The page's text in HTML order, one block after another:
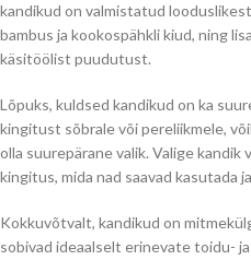
kandikud on valmistatud
bambus ja kookospähkli kiud, ning
käsitöölist puudutust.
Lõpuks, kuldsed kandikud on ka
kingitust sõbrale või pereliikmele,
olla suurepärane valik. Valige
kingitus, mida nad saavad kasutada
Kokkuvõtvalt, kandikud on
sobivad ideaalselt erinevate toidu-